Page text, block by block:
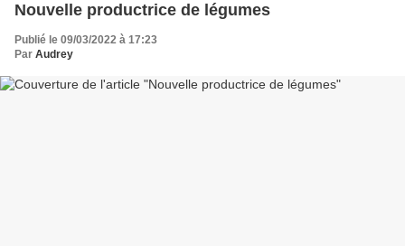
Nouvelle productrice de légumes
Publié le 09/03/2022 à 17:23
Par Audrey